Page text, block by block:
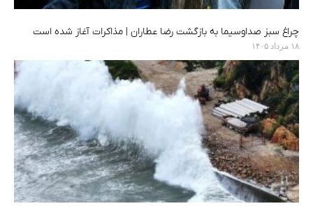
چراغ سبز صداوسیما به بازگشت رضا عطاران | مذاکرات آغاز شده است
۱۸ مرداد ۱۴۰۵